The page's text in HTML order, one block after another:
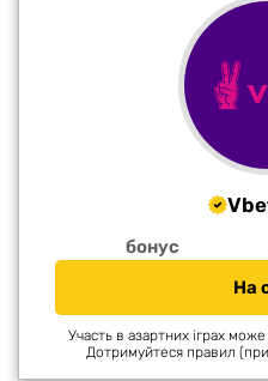
бонус
На
Участь в азартних іграх
Дотримуйтеся правил